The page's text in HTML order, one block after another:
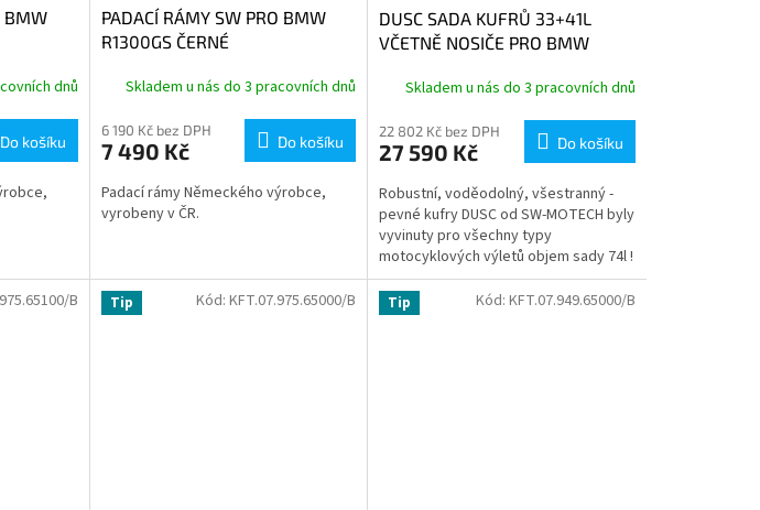
BMW
dnů
Do košíku
PADACÍ RÁMY SW PRO BMW
R1300GS ČERNÉ
Skladem u nás do 3 pracovních dnů
6 190 Kč bez DPH
7 490 Kč Do košíku
Padací rámy Německého výrobce,
vyrobeny v ČR.
DUSC SADA KUFRŮ 33+41L
VČETNĚ NOSIČE PRO BMW
Skladem u nás do 3 pracovních dnů
22 802 Kč bez DPH
27 590 Kč Do košíku
Robustní, voděodolný, všestranný -
pevné kufry DUSC od SW-MOTECH byly
vyvinuty pro všechny typy
motocyklových výletů objem sady 74l !
B Tip Kód:KFT.07.975.65000/B Tip Kód: KFT.07.949.65000/B